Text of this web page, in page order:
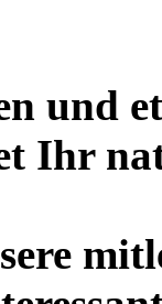
und
Ihr